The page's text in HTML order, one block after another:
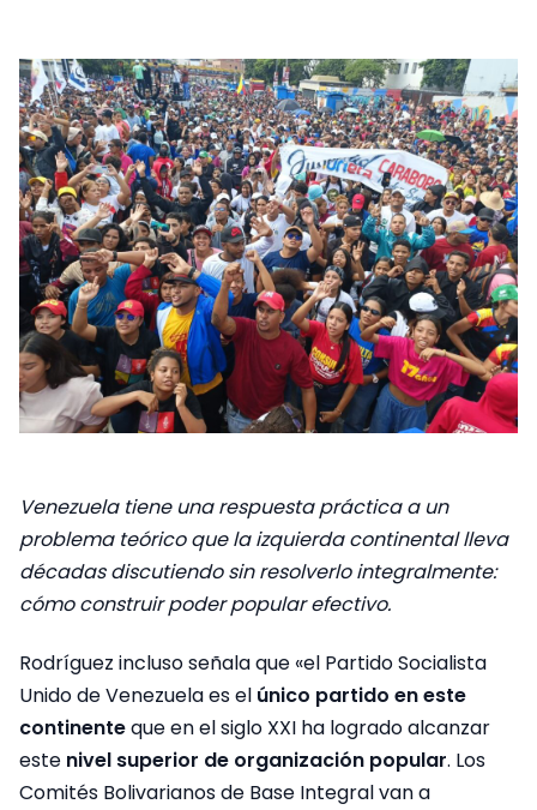
Venezuela tiene una respuesta práctica a un
problema teórico que la izquierda continental lleva
décadas discutiendo sin resolverlo integralmente:
cómo construir poder popular efectivo.
Rodríguez incluso señala que «el Partido Socialista
Unido de Venezuela es el único partido en este
continenteque en el siglo XXI ha logrado alcanzar
este nivel superior de organización popular. Los
Comités Bolivarianos de Base Integral van a